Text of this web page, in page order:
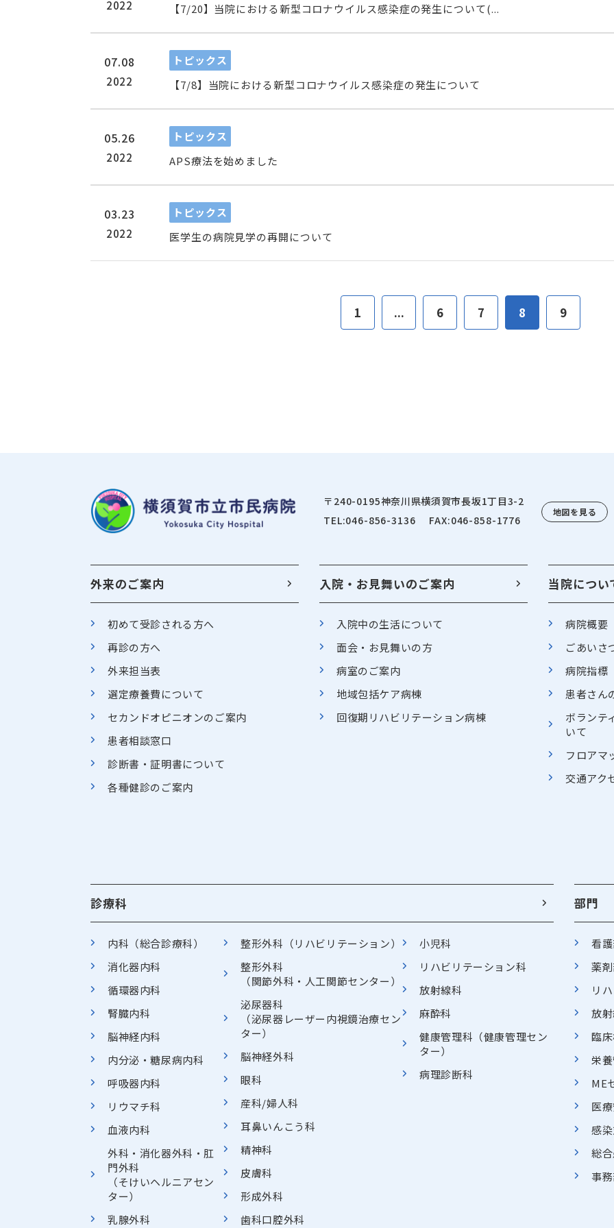
2022
【7/20】当院における新型コロナウイルス感染症の発生について(...
07.08
2022
トピックス
【7/8】当院における新型コロナウイルス感染症の発生について
05.26
2022
トピックス
APS療法を始めました
03.23
2022
トピックス
医学生の病院見学の再開について
1 ... 6 7 8 9
〒240-0195神奈川県横須賀市長坂1丁目3-2
TEL:046-856-3136
FAX:046-858-1776
地図を見る
外来のご案内
初めて受診される方へ
再診の方へ
外来担当表
選定療養費について
セカンドオピニオンのご案内
患者相談窓口
診断書・証明書について
各種健診のご案内
入院・お見舞いのご案内
入院中の生活について
面会・お見舞いの方
病室のご案内
地域包括ケア病棟
回復期リハビリテーション病棟
当院につい
病院概要
ごあいさ
病院指標
患者さん
ボランテ
いて
フロアマ
交通アク
診療科
内科（総合診療科）
消化器内科
循環器内科
腎臓内科
脳神経内科
内分泌・糖尿病内科
呼吸器内科
リウマチ科
血液内科
外科・消化器外科・肛
門外科
（そけいヘルニアセン
ター）
乳腺外科
整形外科（リハビリテーション）
整形外科
（関節外科・人工関節センター）
泌尿器科
（泌尿器レーザー内視鏡治療セン
ター）
脳神経外科
眼科
産科/婦人科
耳鼻いんこう科
精神科
皮膚科
形成外科
歯科口腔外科
小児科
リハビリテーション科
放射線科
麻酔科
健康管理科（健康管理セン
ター）
病理診断科
部門
看
薬
リ
放
臨
栄
ME
医
感
総
事